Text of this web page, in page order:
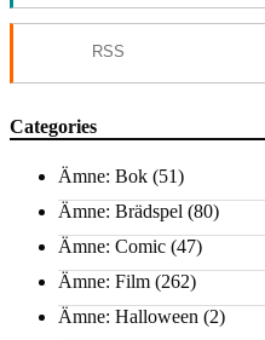
RSS
Categories
Ämne: Bok (51)
Ämne: Brädspel (80)
Ämne: Comic (47)
Ämne: Film (262)
Ämne: Halloween (2)